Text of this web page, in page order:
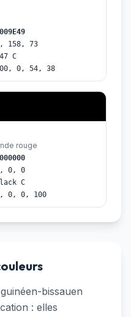
158, 73
C
0, 54, 38
rouge
0, 0
C
0, 0, 100
bissauen
: elles